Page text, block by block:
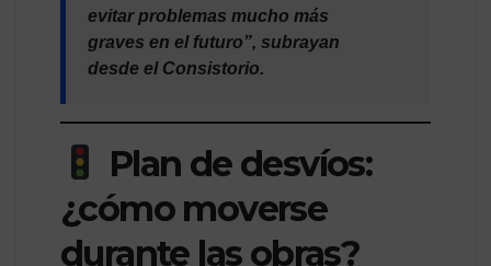
evitar problemas mucho más
graves en el futuro”, subrayan
desde el Consistorio.
Plan de desvíos:
¿cómo moverse
durante las obras?